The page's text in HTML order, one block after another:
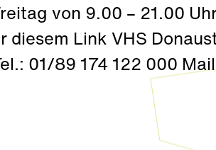
von 9.00 – 21.00
diesem Link VHS
01/89 174 122 000